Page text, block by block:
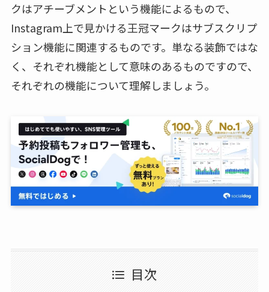
クはアチーブメントという機能によるもので、
Instagram上で見かける王冠マークはサブスクリプ
ション機能に関連するものです。単なる装飾ではな
く、それぞれ機能として意味のあるものですので、
それぞれの機能について理解しましょう。
目次